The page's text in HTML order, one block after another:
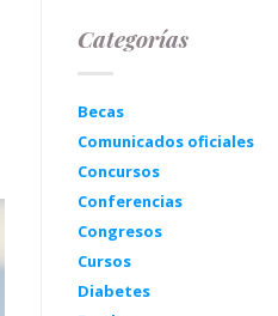
Categorías
Becas
Comunicados oficiales
Concursos
Conferencias
Congresos
Cursos
Diabetes